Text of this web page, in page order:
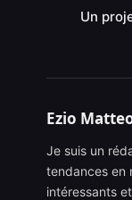
Un
Ezio
Je suis un
tendances en
intéressants